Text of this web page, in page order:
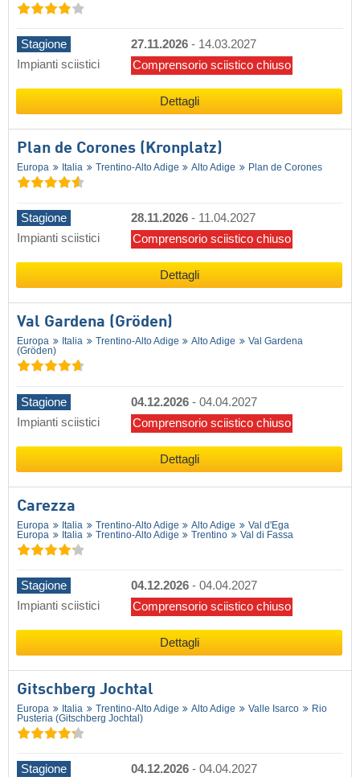
Stagione 27.11.2026 - 14.03.2027
Impianti sciistici
Comprensorio sciistico chiuso
Dettagli
Plan de Corones (Kronplatz)
Europa Italia Trentino-Alto Adige Alto Adige Plan de Corones
Stagione 28.11.2026 - 11.04.2027
Impianti sciistici
Comprensorio sciistico chiuso
Dettagli
Val Gardena (Gröden)
Europa Italia Trentino-Alto Adige Alto Adige
Val Gardena
(Gröden)
Stagione 04.12.2026 - 04.04.2027
Impianti sciistici
Comprensorio sciistico chiuso
Dettagli
Carezza
Europa Italia Trentino-Alto Adige Alto Adige
Val d'Ega
Europa
Italia Trentino-Alto Adige Trentino Val di Fassa
Stagione 04.12.2026 - 04.04.2027
Impianti sciistici
Comprensorio sciistico chiuso
Dettagli
Gitschberg Jochtal
Europa Italia Trentino-Alto Adige Alto Adige Valle Isarco
Rio
Pusteria (Gitschberg Jochtal)
Stagione 04.12.2026 - 04.04.2027